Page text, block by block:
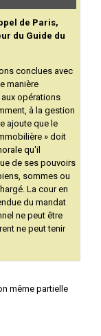
de Paris,
du Guide du
conclues avec
manière
opérations
à la gestion
ajoute que le
» doit
qu'il
de ses pouvoirs
sommes ou
La cour en
du mandat
ne peut être
ne peut tenir
même partielle